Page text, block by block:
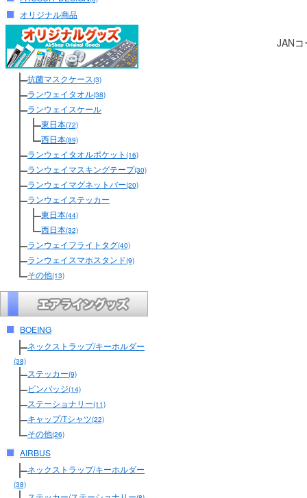
オリジナル商品
抗菌マスクケース(3)
ランウェイタオル(38)
ランウェイスケール
東日本(72)
西日本(89)
ランウェイタオルポケット (16)
ランウェイマスキングテープ(30)
ランウェイマグネットバー(20)
ランウェイステッカー
東日本(44)
西日本(32)
ランウェイフライトタグ(40)
ランウェイスマホスタンド(9)
その他(13)
BOEING
ネックストラップ/キーホルダー
(38)
ステッカー(9)
ピンバッジ(14)
ステーショナリー(11)
キャップ/Tシャツ(22)
その他(26)
AIRBUS
ネックストラップ/キーホルダー
(38)
JAN